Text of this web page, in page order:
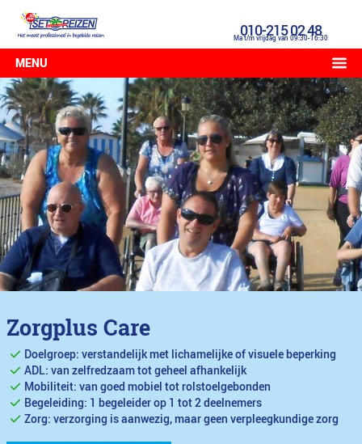
010-215 02 48
Ma t/m vrijdag van 09:30-16:30
MENU
Zorgplus Care
Doelgroep: verstandelijk met lichamelijke of visuele beperking
ADL: van zelfredzaam tot geheel afhankelijk
Mobiliteit: van goed mobiel tot rolstoelgebonden
Begeleiding: 1 begeleider op 1 tot 2 deelnemers
Zorg: verzorging is aanwezig, maar geen verpleegkundige zorg